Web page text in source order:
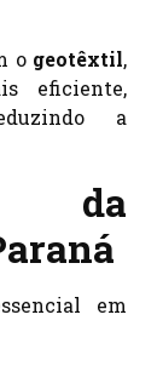
o geotêxtil,
eficiente,
a
da
em